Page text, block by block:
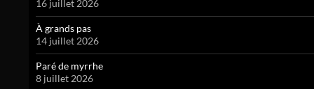
16 juillet 2026
À grands pas
14 juillet 2026
Paré de myrrhe
8 juillet 2026